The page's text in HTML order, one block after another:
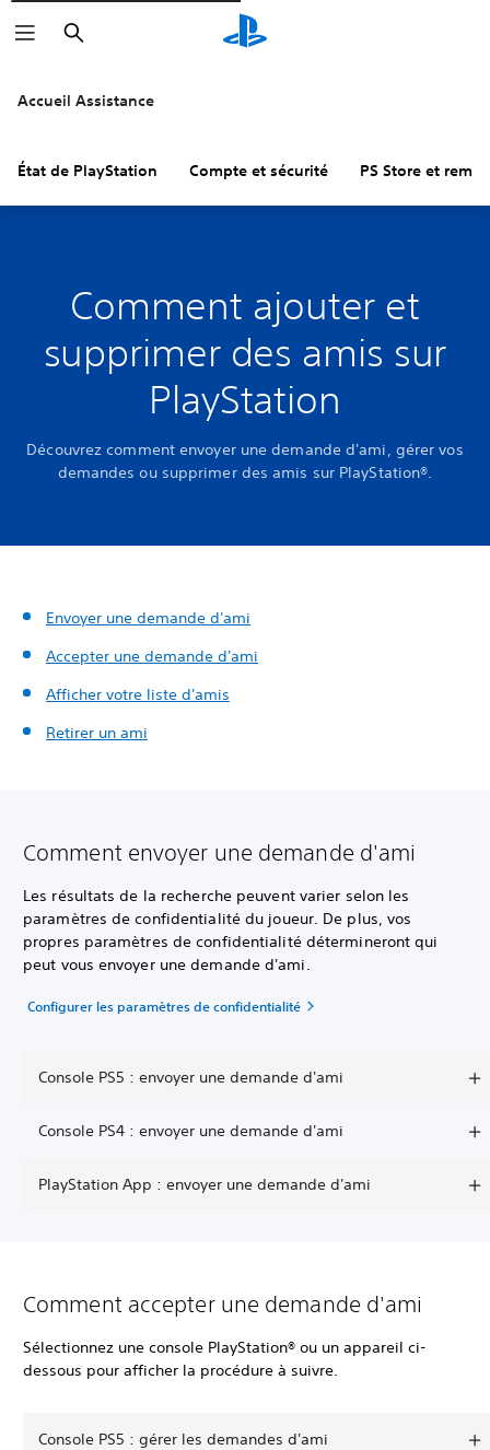
Rechercher
Accueil Assistance
État de PlayStation Compte et sécurité PS Store et
Comment ajouter et
supprimer des amis sur
PlayStation
Découvrez comment envoyer une demande d'ami, gérer vos
demandes ou supprimer des amis sur PlayStation®.
Envoyer une demande d'ami
Accepter une demande d'ami
Afficher votre liste d'amis
Retirer un ami
Comment envoyer une demande d'ami
Les résultats de la recherche peuvent varier selon les
paramètres de confidentialité du joueur. De plus, vos
propres paramètres de confidentialité détermineront qui
peut vous envoyer une demande d'ami.
Configurer les paramètres de confidentialité
Console PS5 : envoyer une demande d'ami
Console PS4 : envoyer une demande d'ami
PlayStation App : envoyer une demande d'ami
Comment accepter une demande d'ami
Sélectionnez une console PlayStation® ou un appareil ci-
dessous pour afficher la procédure à suivre.
Console PS5 : gérer les demandes d'ami